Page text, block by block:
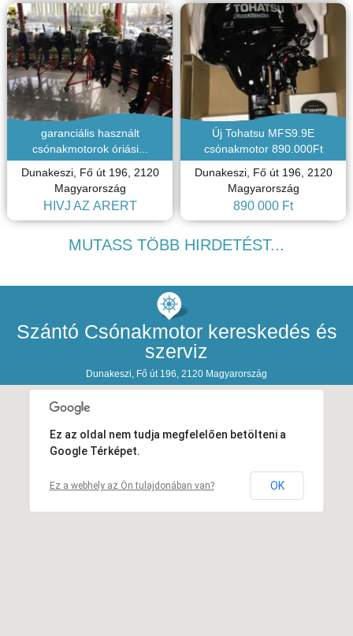
garanciális használt
csónakmotorok óriási...
Dunakeszi, Fő út 196, 2120
Magyarország
HÍVJ AZ ÁRÉRT
Új Tohatsu MFS9.9E
csónakmotor 890.000Ft
Dunakeszi, Fő út 196, 2120
Magyarország
890 000 Ft
MUTASS TÖBB HIRDETÉST...
Szántó Csónakmotor kereskedés és
szerviz
Dunakeszi, Fő út 196, 2120 Magyarország
Ez az oldal nem tudja megfelelően betölteni a
Google Térképet.
Ez a webhely az Ön tulajdonában van? OK